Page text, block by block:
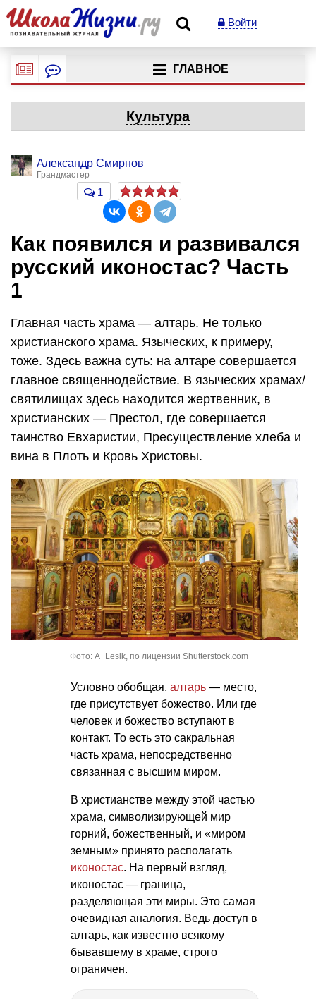
Войти
ГЛАВНОЕ
Культура
Александр Смирнов
Грандмастер
1
Как появился и развивался
русский иконостас? Часть
1
Главная часть храма — алтарь. Не только
христианского храма. Языческих, к примеру,
тоже. Здесь важна суть: на алтаре совершается
главное священнодействие. В языческих храмах/
святилищах здесь находится жертвенник, в
христианских — Престол, где совершается
таинство Евхаристии, Пресуществление хлеба и
вина в Плоть и Кровь Христовы.
Фото: A_Lesik, по лицензии Shutterstock.com
Условно обобщая, алтарь — место,
где присутствует божество. Или где
человек и божество вступают в
контакт. То есть это сакральная
часть храма, непосредственно
связанная с высшим миром.
В христианстве между этой частью
храма, символизирующей мир
горний, божественный, и «миром
земным» принято располагать
иконостас. На первый взгляд,
иконостас — граница,
разделяющая эти миры. Это самая
очевидная аналогия. Ведь доступ в
алтарь, как известно всякому
бывавшему в храме, строго
ограничен.